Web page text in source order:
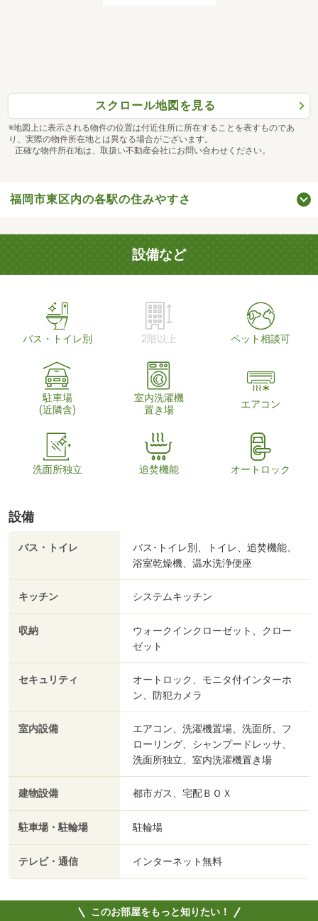
スクロール地図を見る
※地図上に表示される物件の位置は付近住所に所在することを表すものであ
り、実際の物件所在地とは異なる場合がございます。
正確な物件所在地は、取扱い不動産会社にお問い合わせください。
福岡市東区内の各駅の住みやすさ
設備など
バス・トイレ別 2階以上 ペット相談可
駐車場
(近隣含)
室内洗濯機
置き場
エアコン
洗面所独立 追焚機能 オートロック
設備
バス・トイレ
バス･トイレ別、トイレ、追焚機能、
浴室乾燥機、温水洗浄便座
キッチン システムキッチン
収納
ウォークインクローゼット、クロー
ゼット
セキュリティ
オートロック、モニタ付インターホ
ン、防犯カメラ
室内設備
エアコン、洗濯機置場、洗面所、フ
ローリング、シャンプードレッサ、
洗面所独立、室内洗濯機置き場
建物設備 都市ガス、宅配ＢＯＸ
駐車場・駐輪場 駐輪場
テレビ・通信 インターネット無料
このお部屋をもっと知りたい！